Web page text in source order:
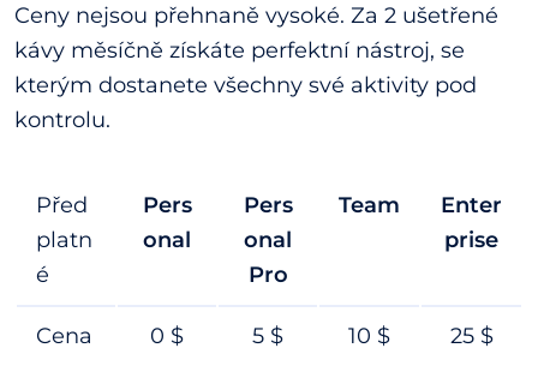
Ceny nejsou přehnaně vysoké. Za 2 ušetřené
kávy měsíčně získáte perfektní nástroj, se
kterým dostanete všechny své aktivity pod
kontrolu.
Před
platn
é
Pers
onal
Pers
onal
Pro
Team
Enter
prise
Cena
0 $ 5 $ 10 $ 25 $